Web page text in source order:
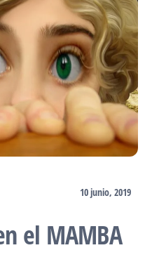
10 junio, 2019
el MAMBA